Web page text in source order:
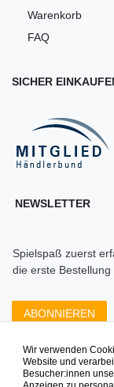
Warenkorb
FAQ
SICHER
NEWSLETTER
Spielspaß zuerst
die erste Bestellung
ABONNIEREN
Wir verwenden
Website und
Besucher:innen